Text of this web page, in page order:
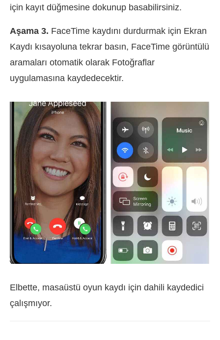
için kayıt düğmesine dokunup basabilirsiniz.
Aşama 3. FaceTime kaydını durdurmak için Ekran
Kaydı kısayoluna tekrar basın, FaceTime görüntülü
aramaları otomatik olarak Fotoğraflar
uygulamasına kaydedecektir.
Elbette, masaüstü oyun kaydı için dahili kaydedici
çalışmıyor.